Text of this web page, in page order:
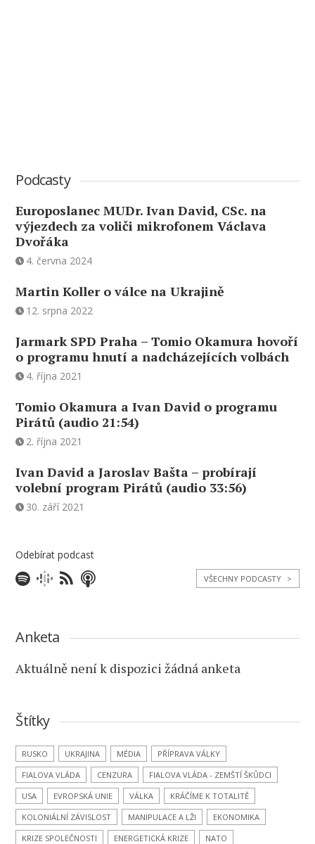
Podcasty
Europoslanec MUDr. Ivan David, CSc. na
výjezdech za voliči mikrofonem Václava
Dvořáka
4. června 2024
Martin Koller o válce na Ukrajině
12. srpna 2022
Jarmark SPD Praha – Tomio Okamura hovoří
o programu hnutí a nadcházejících volbách
4. října 2021
Tomio Okamura a Ivan David o programu
Pirátů (audio 21:54)
2. října 2021
Ivan David a Jaroslav Bašta – probírají
volební program Pirátů (audio 33:56)
30. září 2021
Odebírat podcast
VŠECHNY PODCASTY >
Anketa
Aktuálně není k dispozici žádná anketa
Štítky
RUSKO UKRAJINA MÉDIA
PŘÍPRAVA VÁLKY
FIALOVA VLÁDA
CENZURA
FIALOVA VLÁDA - ZEMŠTÍ ŠKŮDCI
USA
EVROPSKÁ UNIE VÁLKA
KRÁČÍME K TOTALITĚ
KOLONIÁLNÍ ZÁVISLOST
MANIPULACE A LŽI
EKONOMIKA
KRIZE SPOLEČNOSTI
ENERGETICKÁ KRIZE
NATO